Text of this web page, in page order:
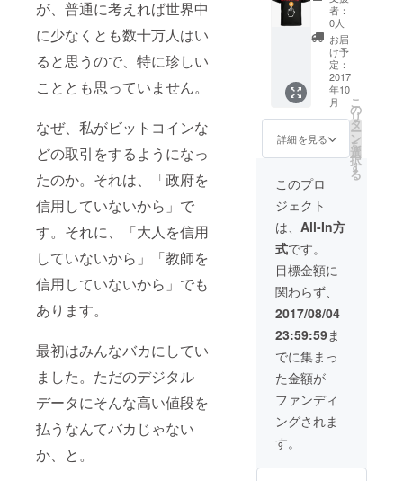
が、普通に考えれば世界中
に少なくとも数十万人はい
ると思うので、特に珍しい
こととも思っていません。
なぜ、私がビットコインな
どの取引をするようになっ
たのか。それは、「政府を
信用していないから」で
す。それに、「大人を信用
していないから」「教師を
信用していないから」でも
あります。
最初はみんなバカにしてい
ました。ただのデジタル
データにそんな高い値段を
払うなんてバカじゃない
か、と。
性をよ
くあら
わした
内容のT
シャツ
です。
『私は
法定通
貨の使
用を拒
否す
る！く
たばれ
政
府！』
者：
0人
お届
け予
定：
2017
年10
月
詳細を見る
こ
の
リ
タ
ー
ン
を
選
択
す
る
このプロ
ジェクト
は、 All-In方
式です。
目標金額に
関わらず、
2017/08/04
23:59:59ま
でに集まっ
た金額が
ファンディ
ングされま
す。